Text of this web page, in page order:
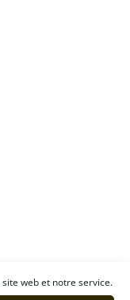
web et notre service.